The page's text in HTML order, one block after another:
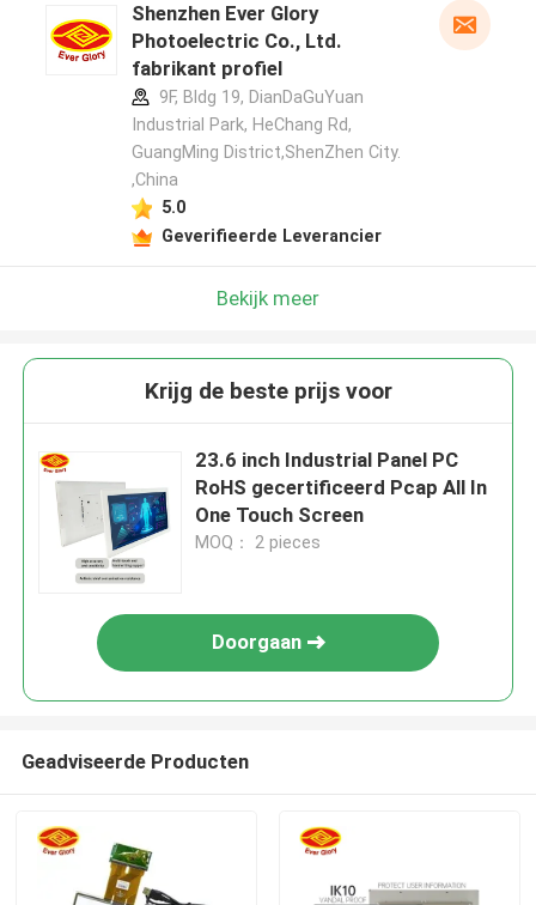
Shenzhen Ever Glory
Photoelectric Co., Ltd.
fabrikant profiel
9F, Bldg 19, DianDaGuYuan
Industrial Park, HeChang Rd,
GuangMing District,ShenZhen City.
,China
5.0
Geverifieerde Leverancier
Bekijk meer
Krijg de beste prijs voor
23.6 inch Industrial Panel PC
RoHS gecertificeerd Pcap All In
One Touch Screen
MOQ： 2 pieces
Doorgaan
Geadviseerde Producten